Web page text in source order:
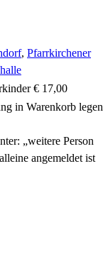
, Pfarrkirchener
€ 17,00
in Warenkorb legen
„weitere Person
angemeldet ist